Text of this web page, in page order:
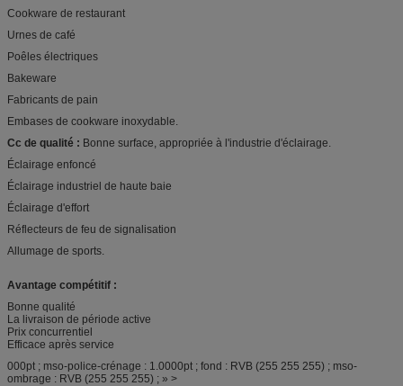
Cookware de restaurant
Urnes de café
Poêles électriques
Bakeware
Fabricants de pain
Embases de cookware inoxydable.
Cc de qualité : Bonne surface, appropriée à l'industrie d'éclairage.
Éclairage enfoncé
Éclairage industriel de haute baie
Éclairage d'effort
Réflecteurs de feu de signalisation
Allumage de sports.
Avantage compétitif :
Bonne qualité
La livraison de période active
Prix concurrentiel
Efficace après service
000pt ; mso-police-crénage : 1.0000pt ; fond : RVB (255 255 255) ; mso-
ombrage : RVB (255 255 255) ; » >